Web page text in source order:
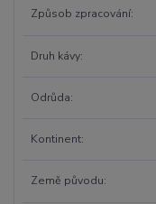
Způsob zpracování
Druh kávy
Odrůda
Kontinent
Země původu